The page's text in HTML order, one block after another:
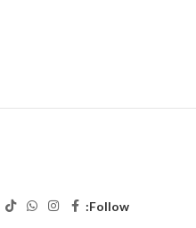
Follow: